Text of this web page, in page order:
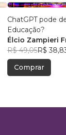
ChatGPT pode
Educação?
Élcio Zampieri
R$ 49,05R$
Comprar